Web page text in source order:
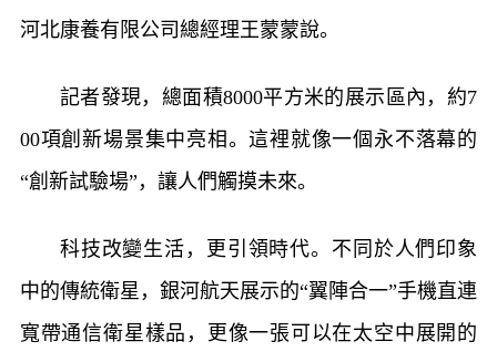
河北康養有限公司總經理王蒙蒙說。
記者發現，總面積8000平方米的展示區內，約7
00項創新場景集中亮相。這裡就像一個永不落幕的
“創新試驗場”，讓人們觸摸未來。
科技改變生活，更引領時代。不同於人們印象
中的傳統衛星，銀河航天展示的“翼陣合一”手機直連
寬帶通信衛星樣品，更像一張可以在太空中展開的